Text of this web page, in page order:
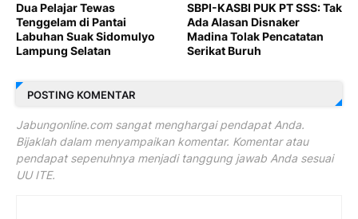
Dua Pelajar Tewas
Tenggelam di Pantai
Labuhan Suak Sidomulyo
Lampung Selatan
SBPI-KASBI PUK PT SSS: Tak
Ada Alasan Disnaker
Madina Tolak Pencatatan
Serikat Buruh
POSTING KOMENTAR
Jabungonline.com sangat menghargai pendapat Anda.
Bijaklah dalam menyampaikan komentar. Komentar atau
pendapat sepenuhnya menjadi tanggung jawab Anda sesuai
UU ITE.